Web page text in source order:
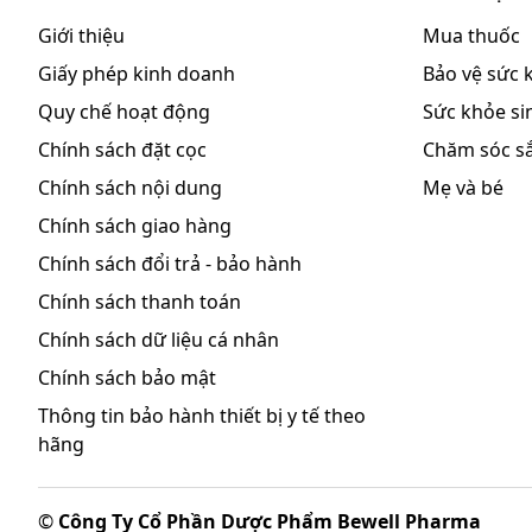
Mỗi lần bơm thuốc xịt mũi Monitazone cung cấp
furoat (dạng khan). Trong lần đầu sử dụng, nên
sử dụng bình xịt trong 14 ngày hoặc hơn, nên bơm
cho lần tiếp theo.
Liều điều trị
Người lớn (bao gồm bệnh nhân cao tuổi) và trẻ em
lỗ mũi 1 lần/ngày (tổng liều 200 μg). Khi triệu chứng
1 lần/ngày (tổng liều 100 μg). Nếu các triệu chứng
là 4 lần xịt cho mỗi lỗ mũi 1 lần/ngày (tổng liều 400
Trẻ em từ 2 - 11 tuổi: Liều khuyến cáo cho một
Liều dự phòng
Người lớn (bao gồm bệnh nhân cao tuổi) và trẻ em
lần/ngày (tổng liều 200 μg). Ở các bệnh nhân đã
phòng với thuốc xịt mũi Monitazone với liều 200
hoa.
Giới thiệu
Giấy phép kinh doanh
Quy chế hoạt động
Chính sách đặt cọc
Chính sách nội dung
Chính sách giao hàng
Chính sách đổi trả - bảo hành
Chính sách thanh toán
Chính sách dữ liệu cá nhân
Chính sách bảo mật
Thông tin bảo hành thiết bị y tế theo
hãng
Mua thuốc
Bảo vệ sức
Sức khỏe
Chăm sóc
Mẹ và bé
© Công Ty Cổ Phần Dược Phẩm Bewell Pharma